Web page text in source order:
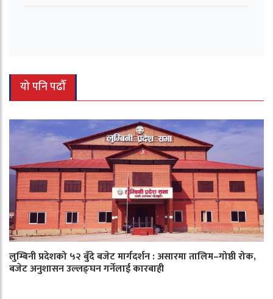
यो पनि पढौँ
लुम्बिनी प्रदेशको ५२ बुँदे बजेट मार्गदर्शन : असारमा तालिम–गोष्ठी रोक,
बजेट अनुशासन उल्लङ्घन गर्नेलाई कारबाही